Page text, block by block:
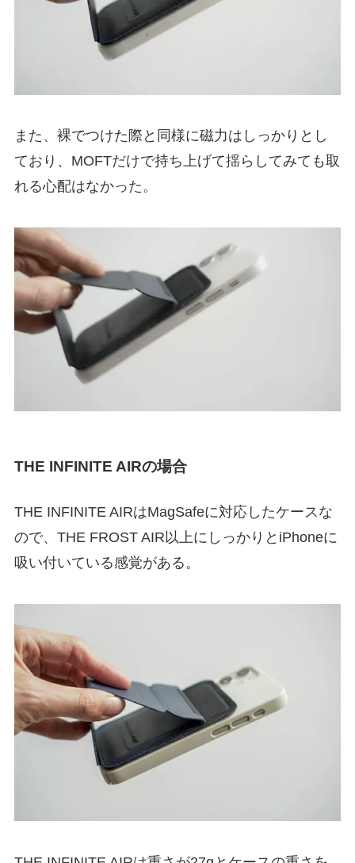
また、裸でつけた際と同様に磁力はしっかりとし
ており、MOFTだけで持ち上げて揺らしてみても取
れる心配はなかった。
THE INFINITE AIRの場合
THE INFINITE AIRはMagSafeに対応したケースな
ので、THE FROST AIR以上にしっかりとiPhoneに
吸い付いている感覚がある。